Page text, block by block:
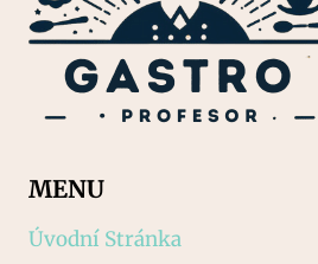
MENU
Úvodní Stránka